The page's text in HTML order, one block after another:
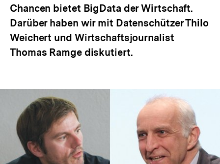
Chancen bietet BigData der Wirtschaft.
Darüber haben wir mit Datenschützer Thilo
Weichert und Wirtschaftsjournalist
Thomas Ramge diskutiert.